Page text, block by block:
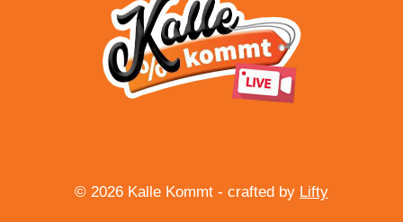
© 2026 Kalle Kommt - crafted by Lifty